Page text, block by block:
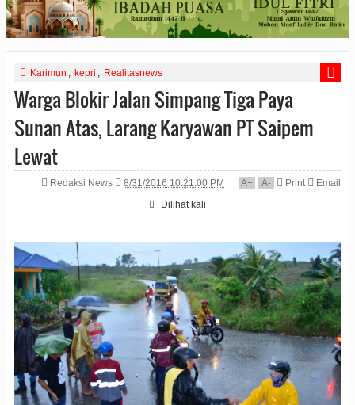
Karimun kepri Realitasnews
Warga Blokir Jalan Simpang Tiga Paya
Sunan Atas, Larang Karyawan PT Saipem
Lewat
Redaksi News 8/31/2016 10:21:00 PM A+ A- Print
Email
Dilihat kali